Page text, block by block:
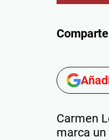
Carmen
marca